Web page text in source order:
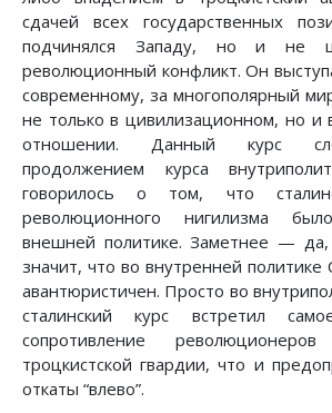
сдачей всех государственных
подчинялся Западу, но и
революционный конфликт. Он
современному, за многополярный
не только в цивилизационном, но и
отношении. Данный курс
продолжением курса
говорилось о том, что
революционного нигилизма
внешней политике. Заметнее —
значит, что во внутренней
авантюристичен. Просто во
сталинский курс встретил
сопротивление
троцкистской гвардии, что и
откаты “влево”.